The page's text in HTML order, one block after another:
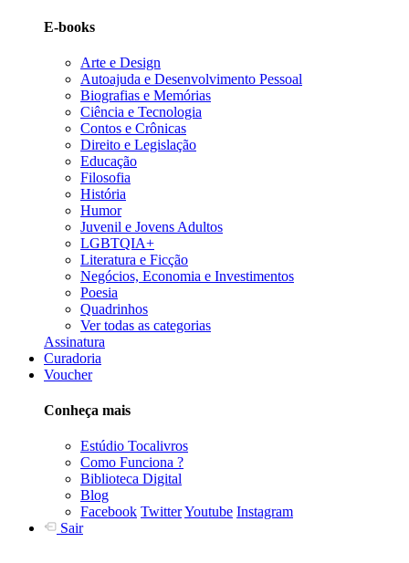
E-books
Arte e Design
Autoajuda e Desenvolvimento Pessoal
Biografias e Memórias
Ciência e Tecnologia
Contos e Crônicas
Direito e Legislação
Educação
Filosofia
História
Humor
Juvenil e Jovens Adultos
LGBTQIA+
Literatura e Ficção
Negócios, Economia e Investimentos
Poesia
Quadrinhos
Ver todas as categorias
Assinatura
Curadoria
Voucher
Conheça mais
Estúdio Tocalivros
Como Funciona ?
Biblioteca Digital
Blog
Facebook TwitterYoutube Instagram
Sair